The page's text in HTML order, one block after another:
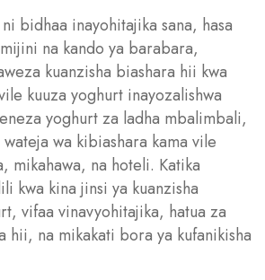
bidhaa inayohitajika sana, hasa
na kando ya barabara,
kuanzisha biashara hii kwa
kuuza yoghurt inayozalishwa
yoghurt za ladha mbalimbali,
wa kibiashara kama vile
mikahawa, na hoteli. Katika
kwa kina jinsi ya kuanzisha
vifaa vinavyohitajika, hatua za
hii, na mikakati bora ya kufanikisha